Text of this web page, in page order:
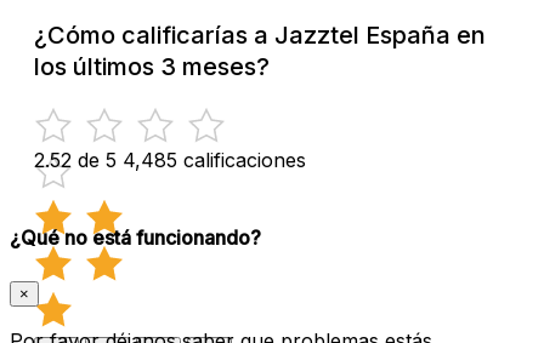
¿Cómo calificarías a Jazztel España en
los últimos 3 meses?
2.52 de 5 4,485 calificaciones
¿Qué no está funcionando?
×